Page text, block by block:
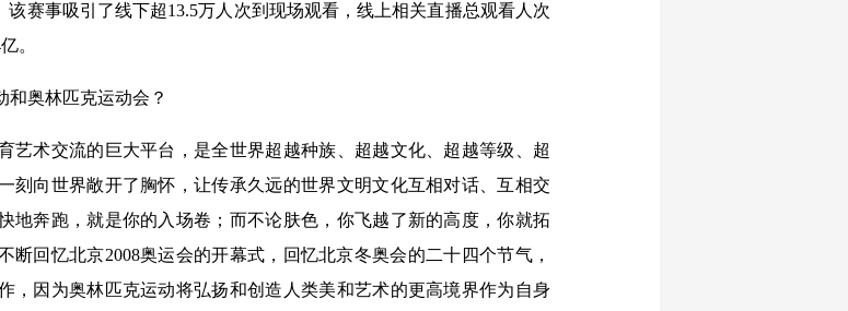
该赛事吸引了线下超13.5万人次到现场观看，线上相关直播总观看人次
。
奥林匹克运动会？
术交流的巨大平台，是全世界超越种族、超越文化、超越等级、超
刻向世界敞开了胸怀，让传承久远的世界文明文化互相对话、互相交
地奔跑，就是你的入场卷；而不论肤色，你飞越了新的高度，你就拓
断回忆北京2008奥运会的开幕式，回忆北京冬奥会的二十四个节气，
，因为奥林匹克运动将弘扬和创造人类美和艺术的更高境界作为自身